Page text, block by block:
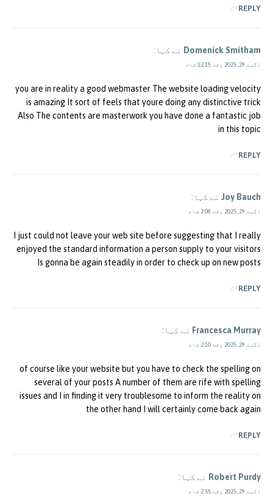
REPLY
Domenick Smitham نے کہا:
اگست 29, 2025 وقت 12:15 شام
you are in reality a good webmaster The website loading velocity
is amazing It sort of feels that youre doing any distinctive trick
Also The contents are masterwork you have done a fantastic job
in this topic
REPLY
Joy Bauch نے کہا:
اگست 29, 2025 وقت 2:08 شام
I just could not leave your web site before suggesting that I really
enjoyed the standard information a person supply to your visitors
Is gonna be again steadily in order to check up on new posts
REPLY
Francesca Murray نے کہا:
اگست 29, 2025 وقت 2:10 شام
of course like your website but you have to check the spelling on
several of your posts A number of them are rife with spelling
issues and I in finding it very troublesome to inform the reality on
the other hand I will certainly come back again
REPLY
Robert Purdy نے کہا:
اگست 29, 2025 وقت 2:55 شام